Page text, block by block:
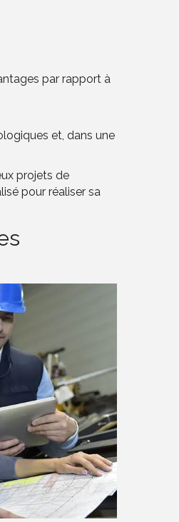
par rapport à
et, dans une
projets de
pour réaliser sa